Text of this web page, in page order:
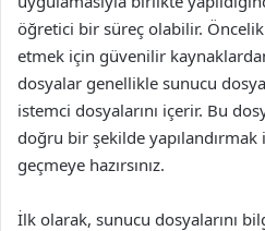
öğretici bir süreç olabilir.
etmek için güvenilir
dosyalar genellikle sunucu
istemci dosyalarını içerir. Bu
doğru bir şekilde
geçmeye hazırsınız.
İlk olarak, sunucu dosyalarını